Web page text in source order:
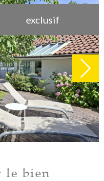
exclusif
le bien